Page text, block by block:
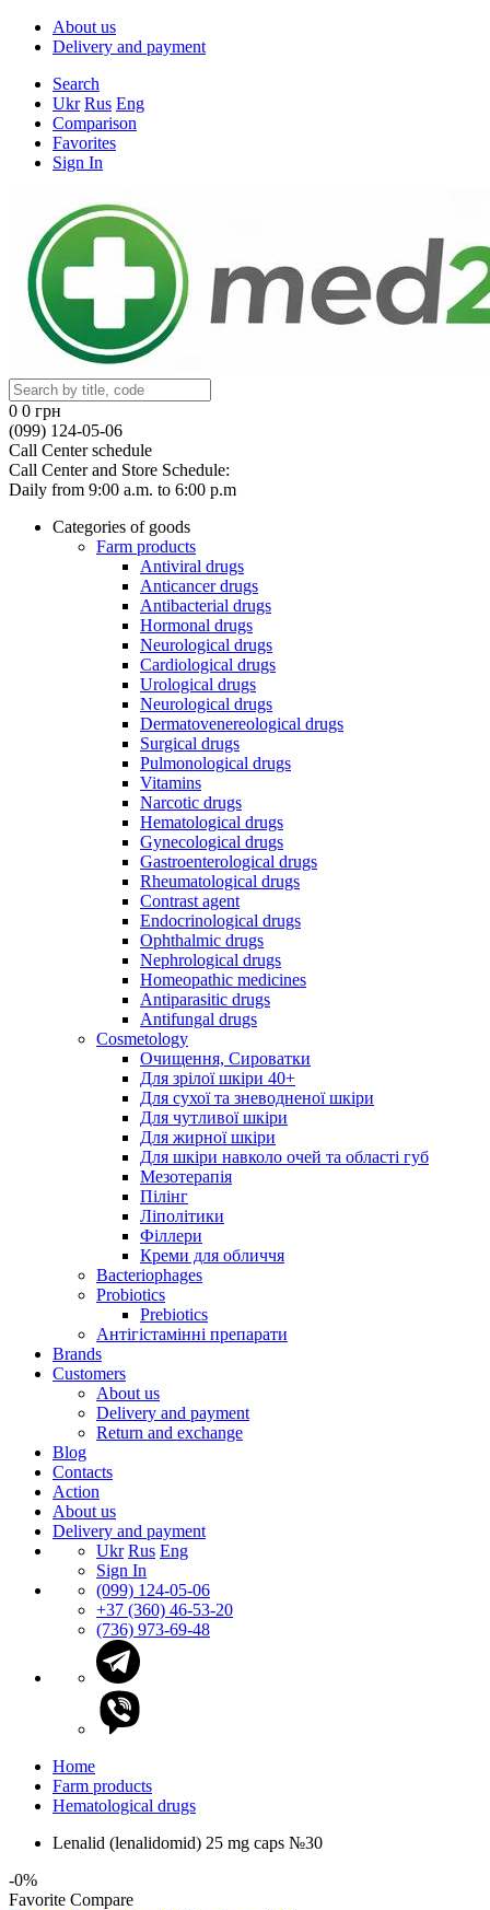
About us
Delivery and payment
Search
Ukr Rus Eng
Comparison
Favorites
Sign In
0 0 грн
(099) 124-05-06
Call Center schedule
Call Center and Store Schedule:
Daily from 9:00 a.m. to 6:00 p.m
Categories of goods
Farm products
Antiviral drugs
Anticancer drugs
Antibacterial drugs
Hormonal drugs
Neurological drugs
Cardiological drugs
Urological drugs
Neurological drugs
Dermatovenereological drugs
Surgical drugs
Pulmonological drugs
Vitamins
Narcotic drugs
Hematological drugs
Gynecological drugs
Gastroenterological drugs
Rheumatological drugs
Contrast agent
Endocrinological drugs
Ophthalmic drugs
Nephrological drugs
Homeopathic medicines
Antiparasitic drugs
Antifungal drugs
Cosmetology
Очищення, Сироватки
Для зрілої шкіри 40+
Для сухої та зневодненої шкіри
Для чутливої шкіри
Для жирної шкіри
Для шкіри навколо очей та області губ
Мезотерапія
Пілінг
Ліполітики
Філлери
Креми для обличчя
Bacteriophages
Probiotics
Prebiotics
Антігістамінні препарати
Brands
Customers
About us
Delivery and payment
Return and exchange
Blog
Contacts
Action
About us
Delivery and payment
Ukr Rus Eng
Sign In
(099) 124-05-06
+37 (360) 46-53-20
(736) 973-69-48
Home
Farm products
Hematological drugs
Lenalid (lenalidomid) 25 mg caps №30
-0%
Favorite Compare